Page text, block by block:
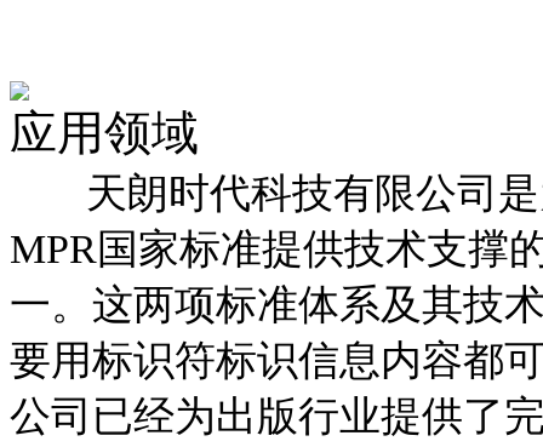
应用领域
天朗时代科技有限公司是
MPR国家标准提供技术支撑
一。这两项标准体系及其技
要用标识符标识信息内容都
公司已经为出版行业提供了